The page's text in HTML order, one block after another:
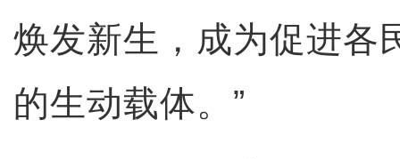
焕发新生，成为促进各
的生动载体。”